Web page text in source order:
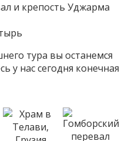
и крепость Уджарма
тура вы останемся
у нас сегодня конечная